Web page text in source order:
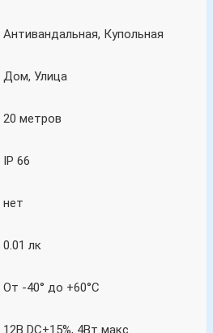
Антивандальная, Купольная
Дом, Улица
20 метров
IP 66
нет
0.01 лк
От -40° до +60°C
12В DC±15%, 4Вт макс